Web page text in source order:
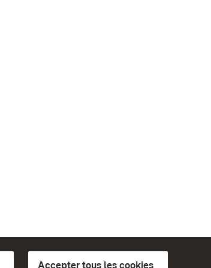
Accepter tous les cookies